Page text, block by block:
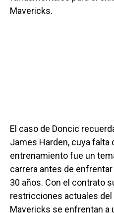
Mavericks.
El caso de Doncic
James Harden, cuya falta
entrenamiento fue un
carrera antes de
30 años. Con el contrato
restricciones actuales
Mavericks se enfrentan a